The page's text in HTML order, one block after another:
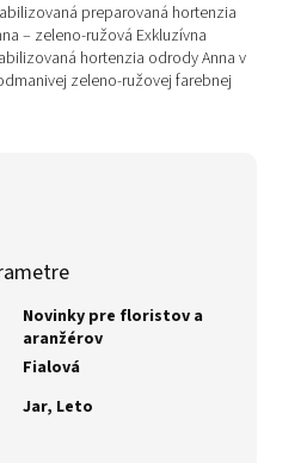
preparovaná hortenzia
– zeleno-ružová Exkluzívna
hortenzia odrody Anna v
zeleno-ružovej farebnej
Novinky pre floristov a
aranžérov
Fialová
Jar, Leto